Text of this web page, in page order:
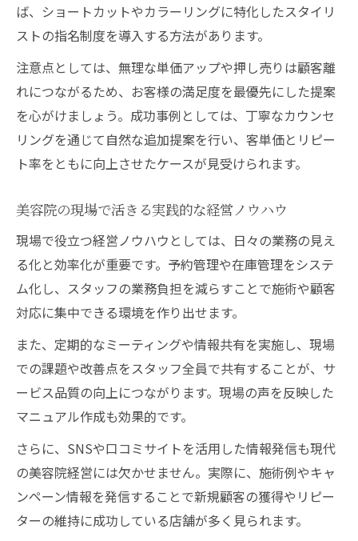
ば、ショートカットやカラーリングに特化したスタイリ
ストの指名制度を導入する方法があります。
注意点としては、無理な単価アップや押し売りは顧客離
れにつながるため、お客様の満足度を最優先にした提案
を心がけましょう。成功事例としては、丁寧なカウンセ
リングを通じて自然な追加提案を行い、客単価とリピー
ト率をともに向上させたケースが見受けられます。
美容院の現場で活きる実践的な経営ノウハウ
現場で役立つ経営ノウハウとしては、日々の業務の見え
る化と効率化が重要です。予約管理や在庫管理をシステ
ム化し、スタッフの業務負担を減らすことで施術や顧客
対応に集中できる環境を作り出せます。
また、定期的なミーティングや情報共有を実施し、現場
での課題や改善点をスタッフ全員で共有することが、サ
ービス品質の向上につながります。現場の声を反映した
マニュアル作成も効果的です。
さらに、SNSや口コミサイトを活用した情報発信も現代
の美容院経営には欠かせません。実際に、施術例やキャ
ンペーン情報を発信することで新規顧客の獲得やリピー
ターの維持に成功している店舗が多く見られます。